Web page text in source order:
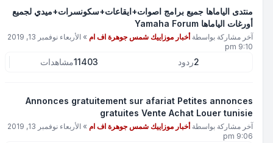
منتدى الياماها جميع برامج اصوات+ايقاعات+سكونسرات+ميدي لجميع
أورغات الياماها Yamaha Forum
آخر مشاركة بواسطةأخبار موزاييك شمس جوهرة اف ام»
الأربعاء نوفمبر 13, 2019
9:10 pm
ردود 11403مشاهدات
Annonces gratuitement sur afariat Petites annonces
gratuites Vente Achat Louer tunisie
آخر مشاركة بواسطةأخبار موزاييك شمس جوهرة اف ام»
الأربعاء نوفمبر 13, 2019
9:06 pm